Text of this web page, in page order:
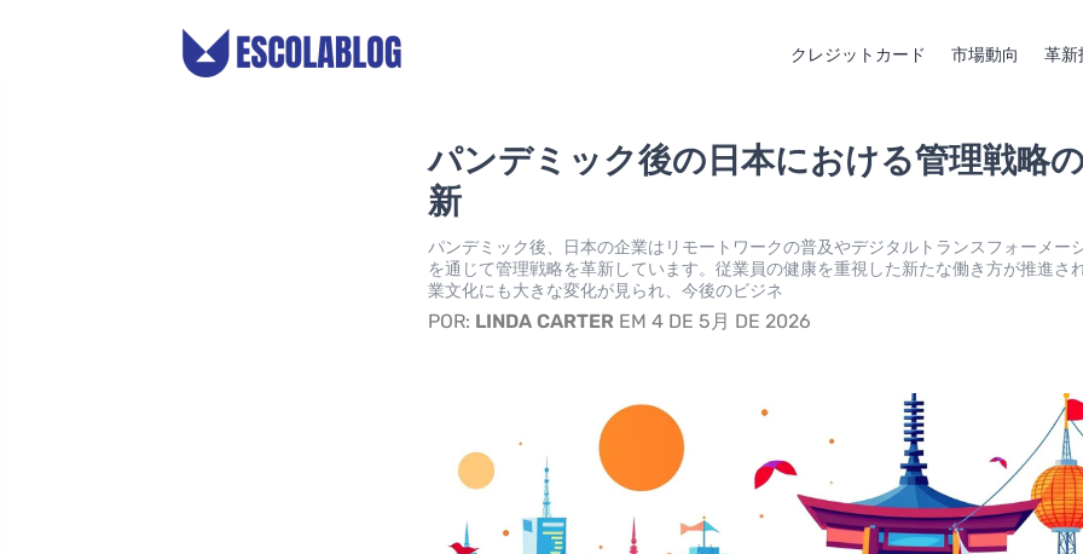
クレジットカード 市場動向 革新
パンデミック後の日本における管理戦略
新
パンデミック後、日本の企業はリモートワークの普及やデジタルトランスフォーメー
を通じて管理戦略を革新しています。従業員の健康を重視した新たな働き方が推進さ
業文化にも大きな変化が見られ、今後のビジネ
POR: LINDA CARTER EM 4 DE 5月 DE 2026